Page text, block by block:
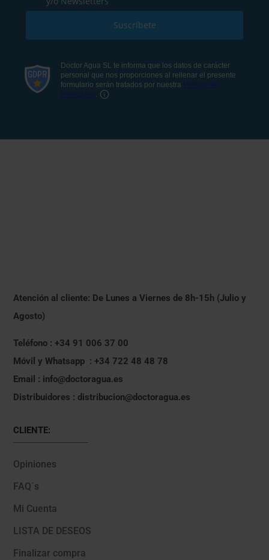
Atención al cliente: De Lunes a Viernes de 8h-15h (Julio y
Agosto)
Teléfono : +34 91 006 37 00
Móvil y Whatsapp : +34 722 48 48 78
Email : info@doctoragua.es
Distribuidores : distribucion@doctoragua.es
CLIENTE:
Opiniones
FAQ´s
Mi Cuenta
LISTA DE DESEOS
Finalizar compra